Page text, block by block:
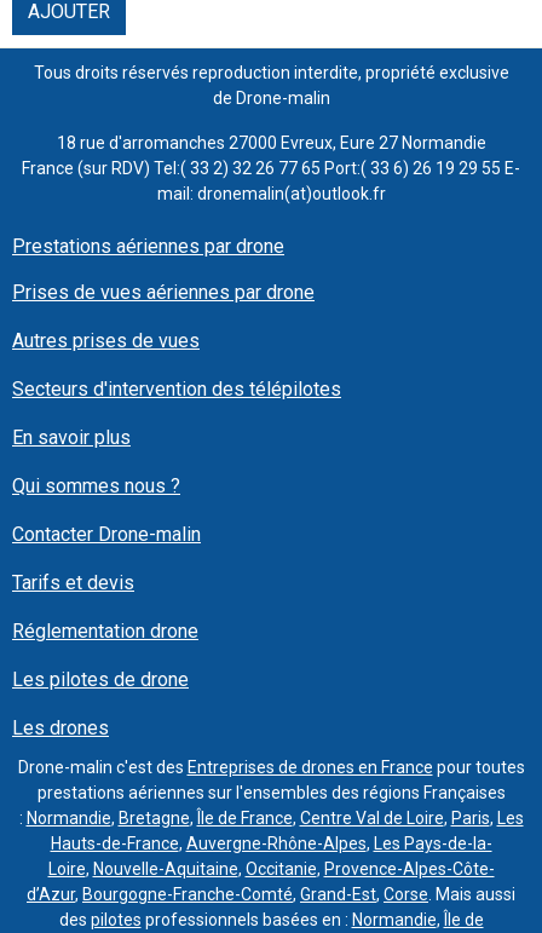
AJOUTER
Tous droits réservés reproduction interdite, propriété exclusive
de Drone-malin
18 rue d'arromanches 27000 Evreux, Eure 27 Normandie
France (sur RDV) Tel:( 33 2) 32 26 77 65 Port:( 33 6) 26 19 29 55 E-
mail: dronemalin(at)outlook.fr
Prestations aériennes par drone
Prises de vues aériennes par drone
Autres prises de vues
Secteurs d'intervention des télépilotes
En savoir plus
Qui sommes nous ?
Contacter Drone-malin
Tarifs et devis
Réglementation drone
Les pilotes de drone
Les drones
Drone-malin c'est des Entreprises de drones en France pour toutes
prestations aériennes sur l'ensembles des régions Françaises
: Normandie, Bretagne, Île de France, Centre Val de Loire, Paris, Les
Hauts-de-France, Auvergne-Rhône-Alpes, Les Pays-de-la-
Loire, Nouvelle-Aquitaine, Occitanie, Provence-Alpes-Côte-
d’Azur, Bourgogne-Franche-Comté, Grand-Est, Corse . Mais aussi
des pilotes professionnels basées en : Normandie,
Île de